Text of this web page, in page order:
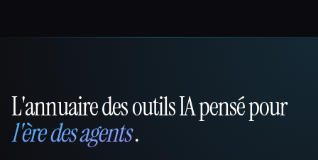
That AI Collection
L'annuaire des outils IA pensé pour
l'ère des agents.